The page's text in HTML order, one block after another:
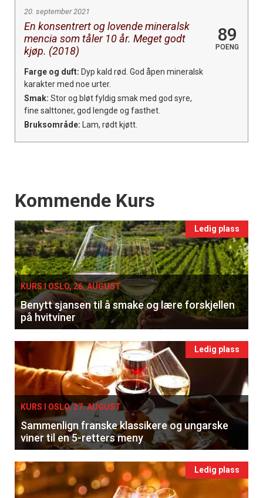
20. september 2021
En konsentrert og lovende mineralsk
mencia som tåler 10 år. Meget godt
kjøp. (2018)
89
POENG
Farge og duft: Dyp kald rød. God åpen mineralsk
karakter med noe urter.
Smak: Stor og bløt fyldig smak med god syre,
fine salttoner, god lengde og fasthet.
Bruksområde: Lam, rødt kjøtt.
Events
Kommende Kurs
Ledig plass
KURS I OSLO, 26. AUGUST
Benytt sjansen til å smake og lære forskjellen
på hvitviner
Ledig plass
KURS I OSLO, 27. AUGUST
Sammenlign franske klassikere og ungarske
viner til en 5-retters meny
Ledig plass